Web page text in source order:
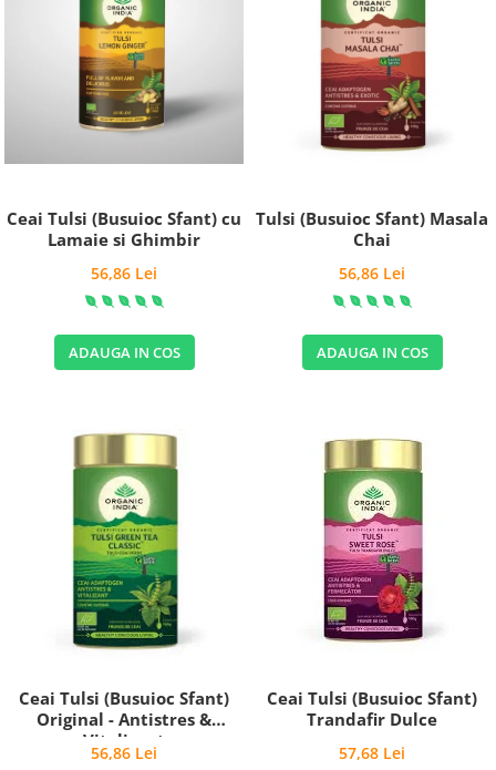
Ceai Tulsi (Busuioc Sfant) cu
Lamaie si Ghimbir
56,86 Lei
ADAUGA IN COS
Tulsi (Busuioc Sfant) Masala
Chai
56,86 Lei
ADAUGA IN COS
Ceai Tulsi (Busuioc Sfant)
Original - Antistres &
Vitalizant
56,86 Lei
Ceai Tulsi (Busuioc Sfant)
Trandafir Dulce
57,68 Lei